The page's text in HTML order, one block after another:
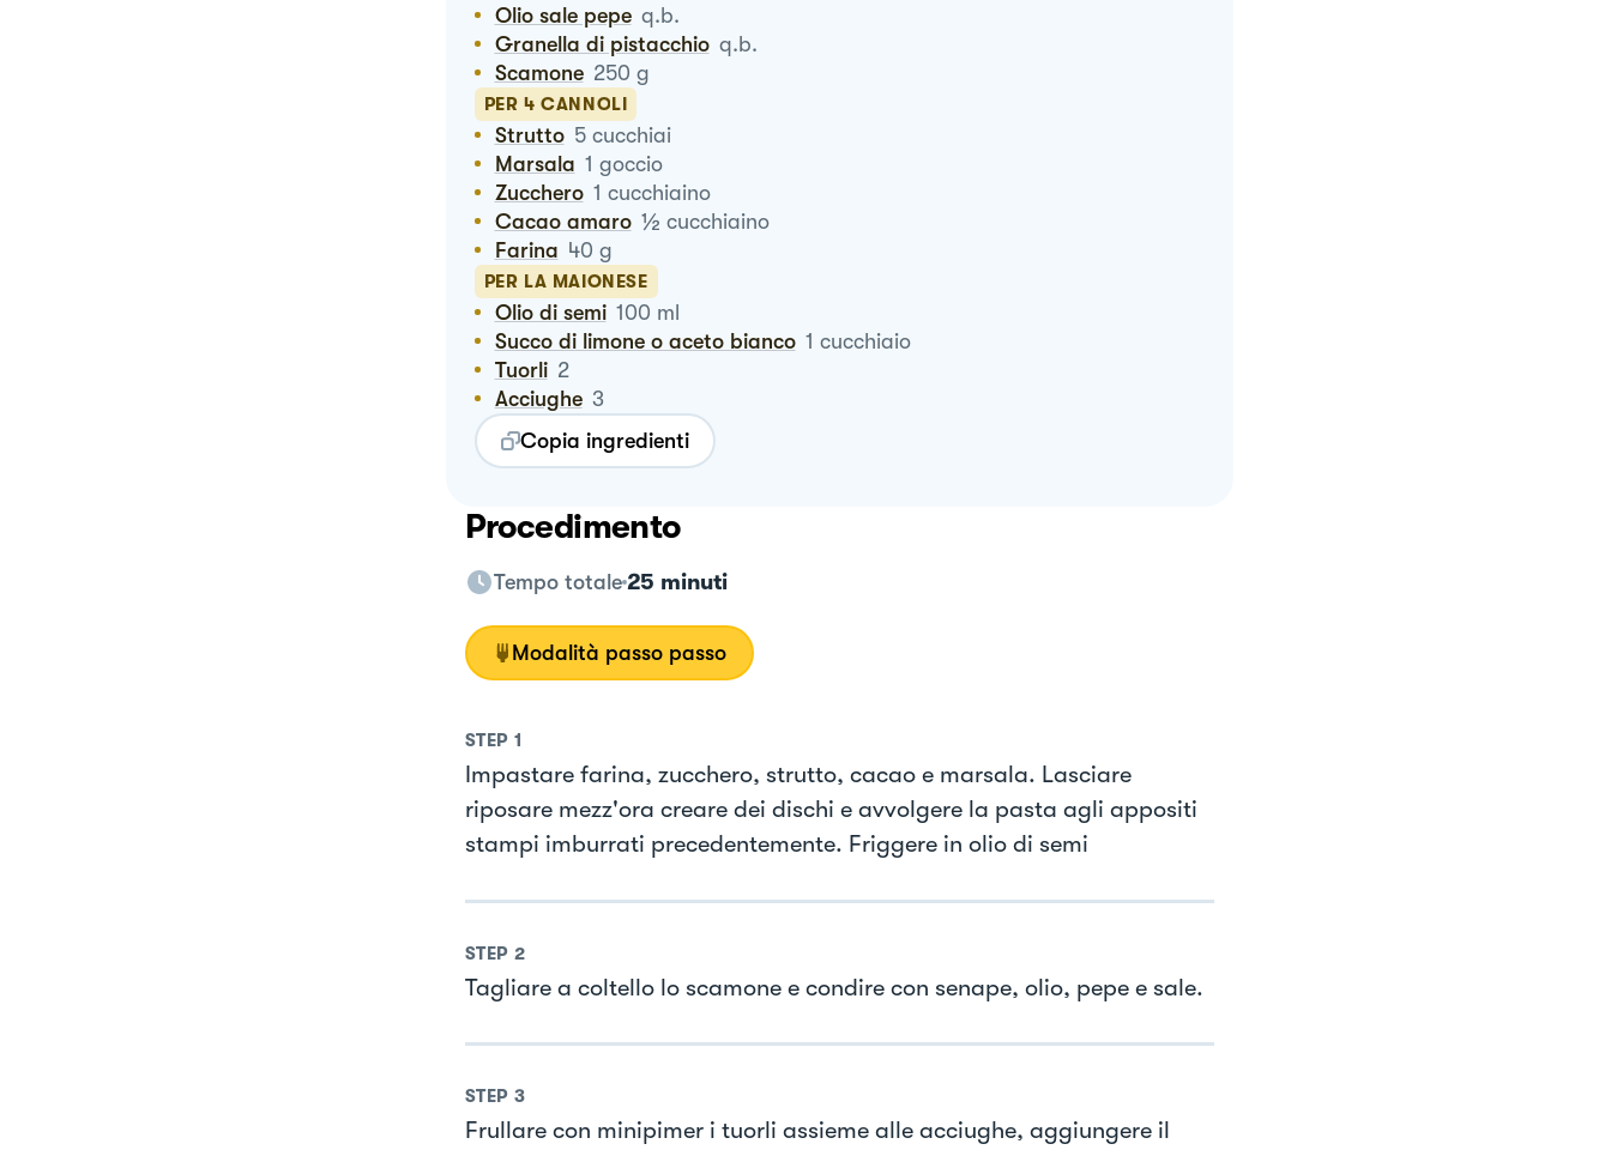
Olio sale pepe q.b.
Granella di pistacchio q.b.
Scamone 250 g
PER 4 CANNOLI
Strutto 5 cucchiai
Marsala 1 goccio
Zucchero 1 cucchiaino
Cacao amaro ½ cucchiaino
Farina 40 g
PER LA MAIONESE
Olio di semi 100 ml
Succo di limone o aceto bianco 1 cucchiaio
Tuorli 2
Acciughe 3
Copia ingredienti
Procedimento
Tempo totale 25 minuti
Modalità passo passo
STEP 1
Impastare farina, zucchero, strutto, cacao e marsala. Lasciare
riposare mezz'ora creare dei dischi e avvolgere la pasta agli appositi
stampi imburrati precedentemente. Friggere in olio di semi
STEP 2
Tagliare a coltello lo scamone e condire con senape, olio, pepe e sale.
STEP 3
Frullare con minipimer i tuorli assieme alle acciughe, aggiungere il